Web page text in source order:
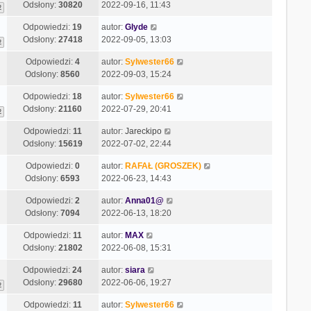
Odsłony: 30820
2022-09-16, 11:43
Odpowiedzi:19
Odsłony: 27418
autor: Glyde
2022-09-05, 13:03
Odpowiedzi: 4
Odsłony:8560
autor: Sylwester66
2022-09-03, 15:24
Odpowiedzi:18
Odsłony:21160
autor: Sylwester66
2022-07-29, 20:41
Odpowiedzi: 11
Odsłony: 15619
autor: Jareckipo
2022-07-02, 22:44
Odpowiedzi: 0
Odsłony:6593
autor: RAFAŁ (GROSZEK)
2022-06-23, 14:43
Odpowiedzi: 2
Odsłony:7094
autor: Anna01@
2022-06-13, 18:20
Odpowiedzi: 11
Odsłony: 21802
autor: MAX
2022-06-08, 15:31
Odpowiedzi:24
Odsłony: 29680
autor: siara
2022-06-06, 19:27
Odpowiedzi: 11
autor: Sylwester66